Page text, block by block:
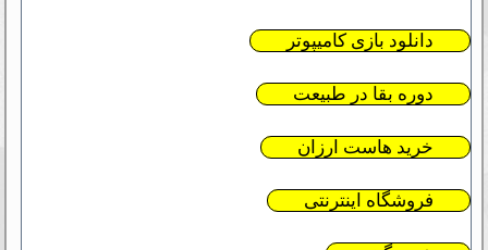
دانلود بازی کامیپوتر
دوره بقا در طبیعت
خرید هاست ارزان
فروشگاه اینترنتی